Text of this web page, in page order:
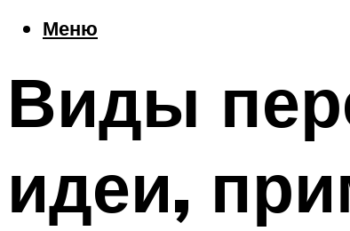
Меню
Виды
идеи,